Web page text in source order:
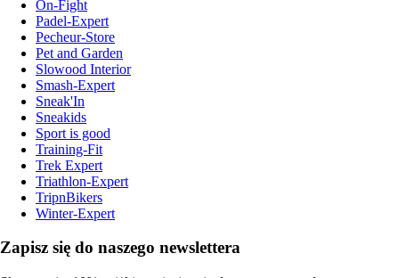
On-Fight
Padel-Expert
Pecheur-Store
Pet and Garden
Slowood Interior
Smash-Expert
Sneak'In
Sneakids
Sport is good
Training-Fit
Trek Expert
Triathlon-Expert
TripnBikers
Winter-Expert
Zapisz się do naszego newslettera